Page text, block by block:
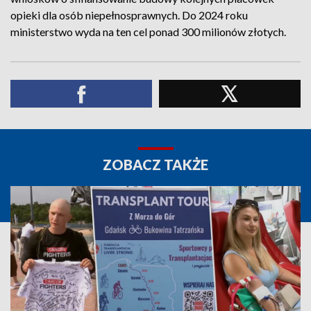
opieki dla osób niepełnosprawnych. Do 2024 roku
ministerstwo wyda na ten cel ponad 300 milionów złotych.
ZOBACZ TAKŻE